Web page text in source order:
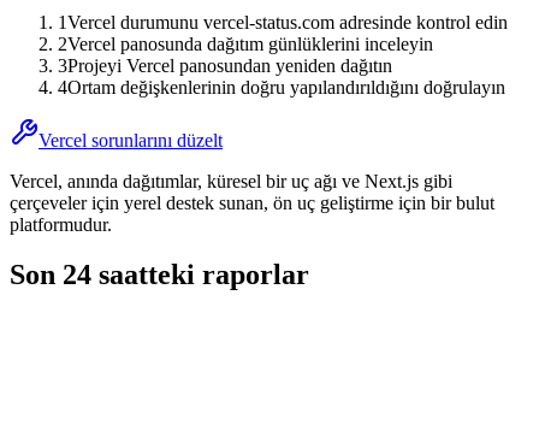
1Vercel durumunu vercel-status.com adresinde kontrol edin
2Vercel panosunda dağıtım günlüklerini inceleyin
3Projeyi Vercel panosundan yeniden dağıtın
4Ortam değişkenlerinin doğru yapılandırıldığını doğrulayın
Vercel sorunlarını düzelt
Vercel, anında dağıtımlar, küresel bir uç ağı ve Next.js gibi
çerçeveler için yerel destek sunan, ön uç geliştirme için bir bulut
platformudur.
Son 24 saatteki raporlar